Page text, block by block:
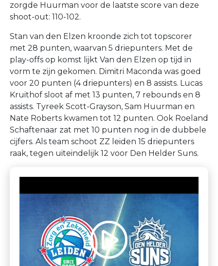
zorgde Huurman voor de laatste score van deze
shoot-out: 110-102.
Stan van den Elzen kroonde zich tot topscorer
met 28 punten, waarvan 5 driepunters. Met de
play-offs op komst lijkt Van den Elzen op tijd in
vorm te zijn gekomen. Dimitri Maconda was goed
voor 20 punten (4 driepunters) en 8 assists. Lucas
Kruithof sloot af met 13 punten, 7 rebounds en 8
assists. Tyreek Scott-Grayson, Sam Huurman en
Nate Roberts kwamen tot 12 punten. Ook Roeland
Schaftenaar zat met 10 punten nog in de dubbele
cijfers. Als team schoot ZZ leiden 15 driepunters
raak, tegen uiteindelijk 12 voor Den Helder Suns.